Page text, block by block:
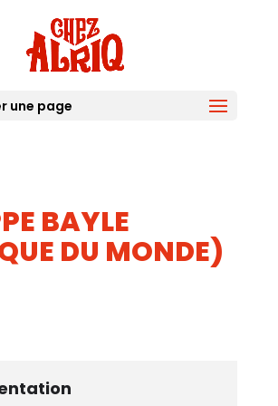
une page
BAYLE
DU MONDE)